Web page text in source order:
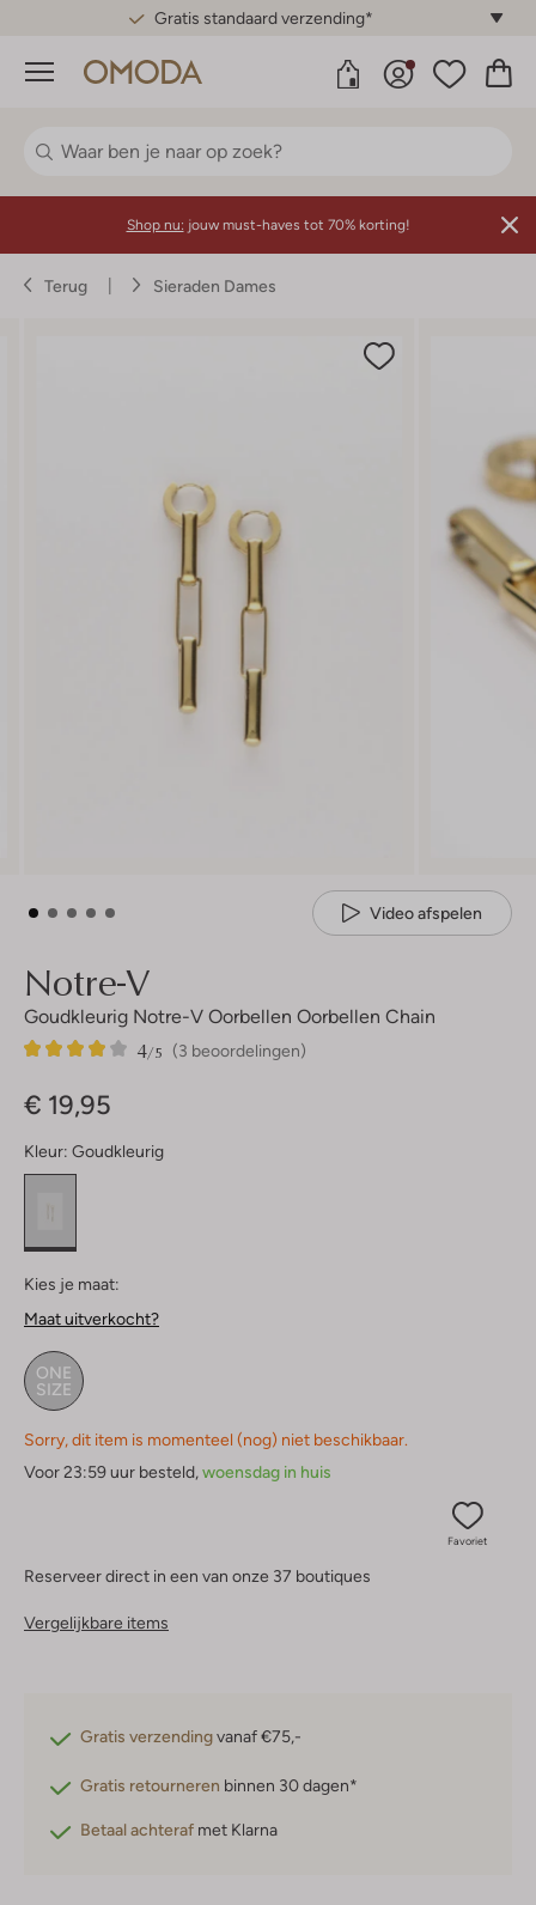
Gratis standaard verzending*
Menu
Shop nu: jouw must-haves tot 70% korting!
Terug Sieraden Dames
Video afspelen
Notre-V
Goudkleurig Notre-V Oorbellen Oorbellen Chain
(3 beoordelingen)
4/5
3
4
€ 19,95
Kleur: Goudkleurig
Kies je maat:
Maat uitverkocht?
ONE
SIZE
Sorry, dit item is momenteel (nog) niet beschikbaar.
Voor 23:59 uur besteld,woensdag in huis
Favoriet
Reserveer direct in een van onze 37 boutiques
Vergelijkbare items
Gratis verzendingvanaf €75,-
Gratis retourneren binnen 30 dagen*
Betaal achteraf met Klarna